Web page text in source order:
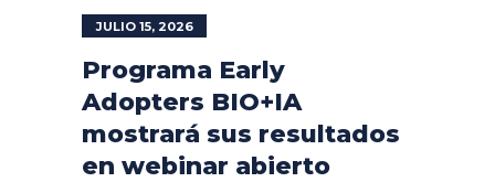
JULIO 15, 2026
Programa Early
Adopters BIO+IA
mostrará sus resultados
en webinar abierto